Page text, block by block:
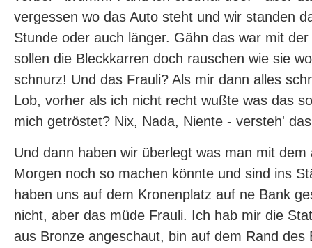
vergessen wo das Auto steht und wir standen
Stunde oder auch länger. Gähn das war mit
sollen die Bleckkarren doch rauschen wie sie
schnurz! Und das Frauli? Als mir dann alles
Lob, vorher als ich nicht recht wußte was das
mich getröstet? Nix, Nada, Niente - versteh'
Und dann haben wir überlegt was man mit dem
Morgen noch so machen könnte und sind ins
haben uns auf dem Kronenplatz auf ne Bank
nicht, aber das müde Frauli. Ich hab mir die
aus Bronze angeschaut, bin auf dem Rand des